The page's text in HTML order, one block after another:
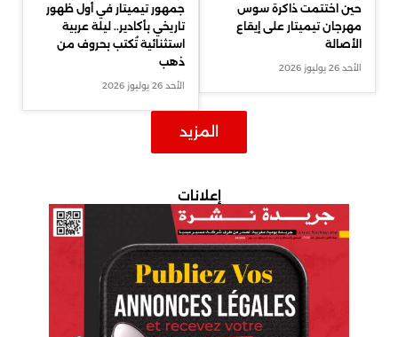
حين اختتمت ذاكرة سوس
مهرجان تيميتار على إيقاع
الأصالة
الأحد 26 يوليوز 2026
جمهور تيميتار في أول ظهور
تاريخي بأكادير.. ليلة عربية
استثنائية تُكتب بحروف من
ذهب
الأحد 26 يوليوز 2026
المزيد
إعلانات